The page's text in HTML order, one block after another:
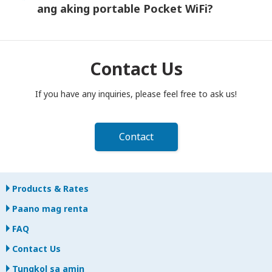
may nangyari, makipag-ugnayan agad sa amin—tutulungan ka
naming manatiling konektado.
ang aking portable Pocket WiFi?
Contact Us
If you have any inquiries, please feel free to ask us!
Contact
Products & Rates
Paano mag renta
FAQ
Contact Us
Tungkol sa amin